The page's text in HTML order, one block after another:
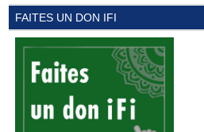
FAITES UN DON IFI